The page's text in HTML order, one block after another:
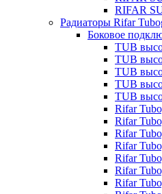
RIFAR
Радиаторы Rifar
Боковое
TUB
TUB
TUB
TUB
TUB
Rifar
Rifar
Rifar
Rifar
Rifar
Rifar
Rifar